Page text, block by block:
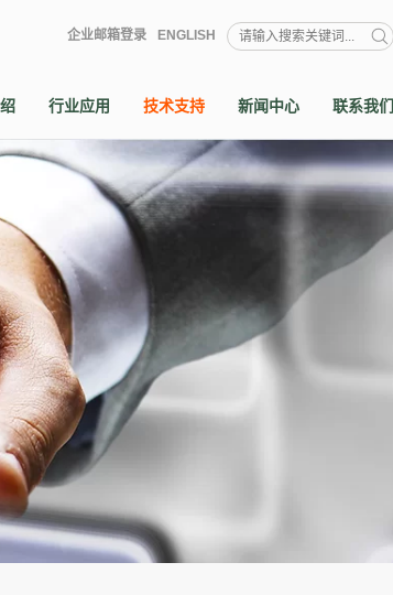
企业邮箱登录 ENGLISH
行业应用 技术支持 新闻中心 联系我们